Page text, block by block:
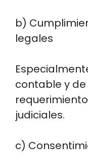
b)
legales
contable y
judiciales.
c)